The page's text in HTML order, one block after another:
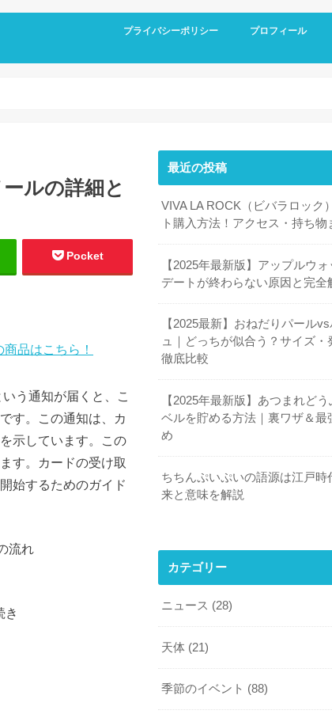
プライバシーポリシー プロフィール
ルの詳細と
Pocket
品はこちら！
う通知が届くと、こ
す。この通知は、カ
示しています。この
す。カードの受け取
始するためのガイド
流れ
き
最近の投稿
VIVA LA ROCK（ビバラロック
ト購入方法！アクセス・持ち物
【2025年最新版】アップルウ
デートが終わらない原因と完全
【2025最新】おねだりパール
ュ｜どっちが似合う？サイズ・
徹底比較
【2025年最新版】あつまれど
ベルを貯める方法｜裏ワザ＆最
め
ちちんぷいぷいの語源は江戸時
来と意味を解説
カテゴリー
ニュース (28)
天体 (21)
季節のイベント (88)